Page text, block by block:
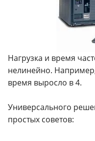
Нагрузка и время
нелинейно.
время выросло в 4.
Универсального
простых советов: